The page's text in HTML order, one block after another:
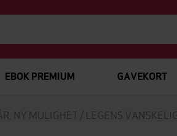
EBOK PREMIUM GAVEKORT
NY MULIGHET / LEGENS